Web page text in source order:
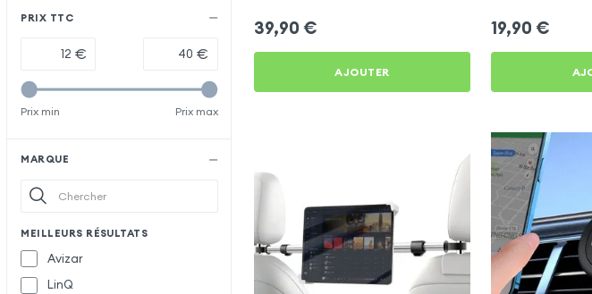
PRIX TTC
€ €
Prix min Prix max
MARQUE
MEILLEURS RÉSULTATS
Avizar
LinQ
39,90 €
AJOUTER
19,90 €